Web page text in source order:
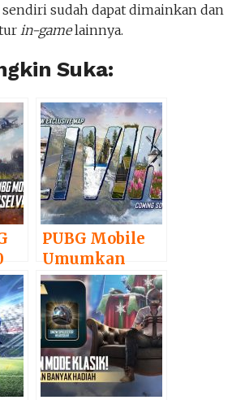
sudah dapat dimainkan dan
in-gamelainnya.
Suka:
PUBG Mobile
Umumkan
Map Baru
Bernama Livik